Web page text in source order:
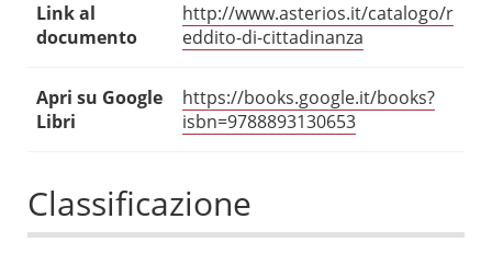
Link al
documento
http://www.asterios.it/catalogo/r
eddito-di-cittadinanza
Apri su Google
Libri
https://books.google.it/books?
isbn=9788893130653
Classificazione